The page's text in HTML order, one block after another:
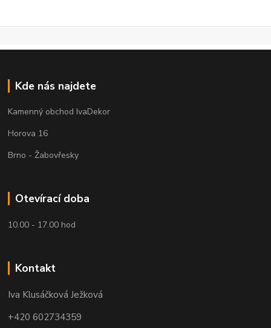
Kde nás najdete
Kamenný obchod IvaDekor
Horova 16
Brno - Žabovřesky
Otevírací doba
10.00 - 17.00 hod
Kontakt
Iva Klusáčková Ježková
+420 602734359